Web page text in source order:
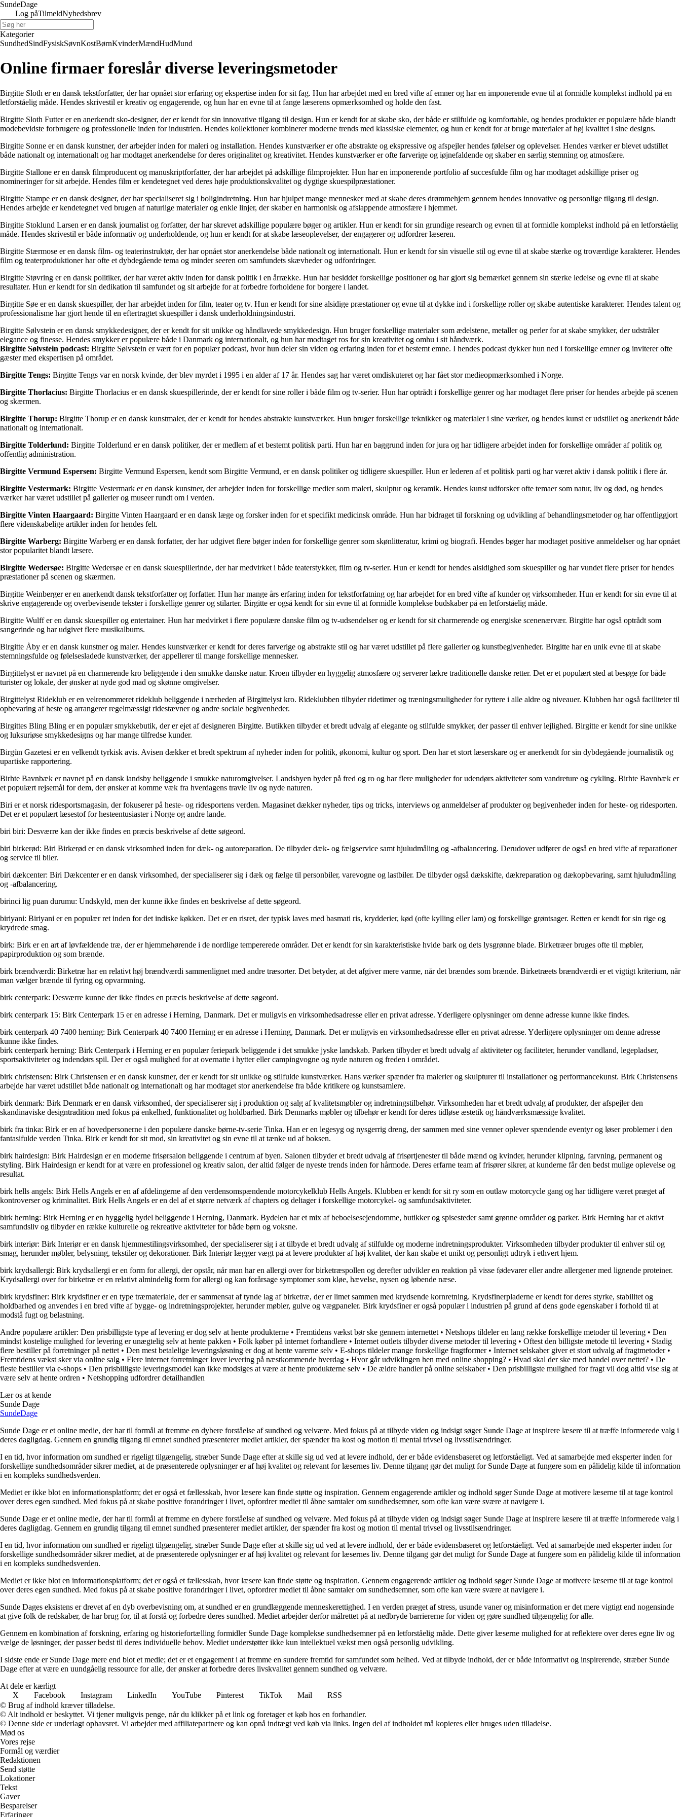
SundeDage
Log påTilmeldNyhedsbrev
Kategorier
SundhedSindFysiskSøvnKostBørnKvinderMændHudMund
Online firmaer foreslår diverse leveringsmetoder
Birgitte Sloth er en dansk tekstforfatter, der har opnået stor erfaring og ekspertise inden for sit fag. Hun har arbejdet med en bred vifte af emner og har en imponerende evne til at formidle komplekst indhold på en
letforståelig måde. Hendes skrivestil er kreativ og engagerende, og hun har en evne til at fange læserens opmærksomhed og holde den fast.
Birgitte Sloth Futter er en anerkendt sko-designer, der er kendt for sin innovative tilgang til design. Hun er kendt for at skabe sko, der både er stilfulde og komfortable, og hendes produkter er populære både blandt
modebevidste forbrugere og professionelle inden for industrien. Hendes kollektioner kombinerer moderne trends med klassiske elementer, og hun er kendt for at bruge materialer af høj kvalitet i sine designs.
Birgitte Sonne er en dansk kunstner, der arbejder inden for maleri og installation. Hendes kunstværker er ofte abstrakte og ekspressive og afspejler hendes følelser og oplevelser. Hendes værker er blevet udstillet
både nationalt og internationalt og har modtaget anerkendelse for deres originalitet og kreativitet. Hendes kunstværker er ofte farverige og iøjnefaldende og skaber en særlig stemning og atmosfære.
Birgitte Stallone er en dansk filmproducent og manuskriptforfatter, der har arbejdet på adskillige filmprojekter. Hun har en imponerende portfolio af succesfulde film og har modtaget adskillige priser og
nomineringer for sit arbejde. Hendes film er kendetegnet ved deres høje produktionskvalitet og dygtige skuespilpræstationer.
Birgitte Stampe er en dansk designer, der har specialiseret sig i boligindretning. Hun har hjulpet mange mennesker med at skabe deres drømmehjem gennem hendes innovative og personlige tilgang til design.
Hendes arbejde er kendetegnet ved brugen af naturlige materialer og enkle linjer, der skaber en harmonisk og afslappende atmosfære i hjemmet.
Birgitte Stoklund Larsen er en dansk journalist og forfatter, der har skrevet adskillige populære bøger og artikler. Hun er kendt for sin grundige research og evnen til at formidle komplekst indhold på en letforståelig
måde. Hendes skrivestil er både informativ og underholdende, og hun er kendt for at skabe læseoplevelser, der engagerer og udfordrer læseren.
Birgitte Stærmose er en dansk film- og teaterinstruktør, der har opnået stor anerkendelse både nationalt og internationalt. Hun er kendt for sin visuelle stil og evne til at skabe stærke og troværdige karakterer. Hendes
film og teaterproduktioner har ofte et dybdegående tema og minder seeren om samfundets skævheder og udfordringer.
Birgitte Støvring er en dansk politiker, der har været aktiv inden for dansk politik i en årrække. Hun har besiddet forskellige positioner og har gjort sig bemærket gennem sin stærke ledelse og evne til at skabe
resultater. Hun er kendt for sin dedikation til samfundet og sit arbejde for at forbedre forholdene for borgere i landet.
Birgitte Søe er en dansk skuespiller, der har arbejdet inden for film, teater og tv. Hun er kendt for sine alsidige præstationer og evne til at dykke ind i forskellige roller og skabe autentiske karakterer. Hendes talent og
professionalisme har gjort hende til en eftertragtet skuespiller i dansk underholdningsindustri.
Birgitte Sølvstein er en dansk smykkedesigner, der er kendt for sit unikke og håndlavede smykkedesign. Hun bruger forskellige materialer som ædelstene, metaller og perler for at skabe smykker, der udstråler
elegance og finesse. Hendes smykker er populære både i Danmark og internationalt, og hun har modtaget ros for sin kreativitet og omhu i sit håndværk.
Birgitte Sølvstein podcast: Birgitte Sølvstein er vært for en populær podcast, hvor hun deler sin viden og erfaring inden for et bestemt emne. I hendes podcast dykker hun ned i forskellige emner og inviterer ofte
gæster med ekspertisen på området.
Birgitte Tengs: Birgitte Tengs var en norsk kvinde, der blev myrdet i 1995 i en alder af 17 år. Hendes sag har været omdiskuteret og har fået stor medieopmærksomhed i Norge.
Birgitte Thorlacius: Birgitte Thorlacius er en dansk skuespillerinde, der er kendt for sine roller i både film og tv-serier. Hun har optrådt i forskellige genrer og har modtaget flere priser for hendes arbejde på scenen
og skærmen.
Birgitte Thorup: Birgitte Thorup er en dansk kunstmaler, der er kendt for hendes abstrakte kunstværker. Hun bruger forskellige teknikker og materialer i sine værker, og hendes kunst er udstillet og anerkendt både
nationalt og internationalt.
Birgitte Tolderlund: Birgitte Tolderlund er en dansk politiker, der er medlem af et bestemt politisk parti. Hun har en baggrund inden for jura og har tidligere arbejdet inden for forskellige områder af politik og
offentlig administration.
Birgitte Vermund Espersen: Birgitte Vermund Espersen, kendt som Birgitte Vermund, er en dansk politiker og tidligere skuespiller. Hun er lederen af et politisk parti og har været aktiv i dansk politik i flere år.
Birgitte Vestermark: Birgitte Vestermark er en dansk kunstner, der arbejder inden for forskellige medier som maleri, skulptur og keramik. Hendes kunst udforsker ofte temaer som natur, liv og død, og hendes
værker har været udstillet på gallerier og museer rundt om i verden.
Birgitte Vinten Haargaard: Birgitte Vinten Haargaard er en dansk læge og forsker inden for et specifikt medicinsk område. Hun har bidraget til forskning og udvikling af behandlingsmetoder og har offentliggjort
flere videnskabelige artikler inden for hendes felt.
Birgitte Warberg: Birgitte Warberg er en dansk forfatter, der har udgivet flere bøger inden for forskellige genrer som skønlitteratur, krimi og biografi. Hendes bøger har modtaget positive anmeldelser og har opnået
stor popularitet blandt læsere.
Birgitte Wedersøe: Birgitte Wedersøe er en dansk skuespillerinde, der har medvirket i både teaterstykker, film og tv-serier. Hun er kendt for hendes alsidighed som skuespiller og har vundet flere priser for hendes
præstationer på scenen og skærmen.
Birgitte Weinberger er en anerkendt dansk tekstforfatter og forfatter. Hun har mange års erfaring inden for tekstforfatning og har arbejdet for en bred vifte af kunder og virksomheder. Hun er kendt for sin evne til at
skrive engagerende og overbevisende tekster i forskellige genrer og stilarter. Birgitte er også kendt for sin evne til at formidle komplekse budskaber på en letforståelig måde.
Birgitte Wulff er en dansk skuespiller og entertainer. Hun har medvirket i flere populære danske film og tv-udsendelser og er kendt for sit charmerende og energiske scenenærvær. Birgitte har også optrådt som
sangerinde og har udgivet flere musikalbums.
Birgitte Åby er en dansk kunstner og maler. Hendes kunstværker er kendt for deres farverige og abstrakte stil og har været udstillet på flere gallerier og kunstbegivenheder. Birgitte har en unik evne til at skabe
stemningsfulde og følelsesladede kunstværker, der appellerer til mange forskellige mennesker.
Birgittelyst er navnet på en charmerende kro beliggende i den smukke danske natur. Kroen tilbyder en hyggelig atmosfære og serverer lækre traditionelle danske retter. Det er et populært sted at besøge for både
turister og lokale, der ønsker at nyde god mad og skønne omgivelser.
Birgittelyst Rideklub er en velrenommeret rideklub beliggende i nærheden af Birgittelyst kro. Rideklubben tilbyder ridetimer og træningsmuligheder for ryttere i alle aldre og niveauer. Klubben har også faciliteter til
opbevaring af heste og arrangerer regelmæssigt ridestævner og andre sociale begivenheder.
Birgittes Bling Bling er en populær smykkebutik, der er ejet af designeren Birgitte. Butikken tilbyder et bredt udvalg af elegante og stilfulde smykker, der passer til enhver lejlighed. Birgitte er kendt for sine unikke
og luksuriøse smykkedesigns og har mange tilfredse kunder.
Birgün Gazetesi er en velkendt tyrkisk avis. Avisen dækker et bredt spektrum af nyheder inden for politik, økonomi, kultur og sport. Den har et stort læserskare og er anerkendt for sin dybdegående journalistik og
upartiske rapportering.
Birhte Bavnbæk er navnet på en dansk landsby beliggende i smukke naturomgivelser. Landsbyen byder på fred og ro og har flere muligheder for udendørs aktiviteter som vandreture og cykling. Birhte Bavnbæk er
et populært rejsemål for dem, der ønsker at komme væk fra hverdagens travle liv og nyde naturen.
Biri er et norsk ridesportsmagasin, der fokuserer på heste- og ridesportens verden. Magasinet dækker nyheder, tips og tricks, interviews og anmeldelser af produkter og begivenheder inden for heste- og ridesporten.
Det er et populært læsestof for hesteentusiaster i Norge og andre lande.
biri biri: Desværre kan der ikke findes en præcis beskrivelse af dette søgeord.
biri birkerød: Biri Birkerød er en dansk virksomhed inden for dæk- og autoreparation. De tilbyder dæk- og fælgservice samt hjuludmåling og -afbalancering. Derudover udfører de også en bred vifte af reparationer
og service til biler.
biri dækcenter: Biri Dækcenter er en dansk virksomhed, der specialiserer sig i dæk og fælge til personbiler, varevogne og lastbiler. De tilbyder også dækskifte, dækreparation og dækopbevaring, samt hjuludmåling
og -afbalancering.
birinci lig puan durumu: Undskyld, men der kunne ikke findes en beskrivelse af dette søgeord.
biriyani: Biriyani er en populær ret inden for det indiske køkken. Det er en risret, der typisk laves med basmati ris, krydderier, kød (ofte kylling eller lam) og forskellige grøntsager. Retten er kendt for sin rige og
krydrede smag.
birk: Birk er en art af løvfældende træ, der er hjemmehørende i de nordlige tempererede områder. Det er kendt for sin karakteristiske hvide bark og dets lysgrønne blade. Birketræer bruges ofte til møbler,
papirproduktion og som brænde.
birk brændværdi: Birketræ har en relativt høj brændværdi sammenlignet med andre træsorter. Det betyder, at det afgiver mere varme, når det brændes som brænde. Birketræets brændværdi er et vigtigt kriterium, når
man vælger brænde til fyring og opvarmning.
birk centerpark: Desværre kunne der ikke findes en præcis beskrivelse af dette søgeord.
birk centerpark 15: Birk Centerpark 15 er en adresse i Herning, Danmark. Det er muligvis en virksomhedsadresse eller en privat adresse. Yderligere oplysninger om denne adresse kunne ikke findes.
birk centerpark 40 7400 herning: Birk Centerpark 40 7400 Herning er en adresse i Herning, Danmark. Det er muligvis en virksomhedsadresse eller en privat adresse. Yderligere oplysninger om denne adresse
kunne ikke findes.
birk centerpark herning: Birk Centerpark i Herning er en populær feriepark beliggende i det smukke jyske landskab. Parken tilbyder et bredt udvalg af aktiviteter og faciliteter, herunder vandland, legepladser,
sportsaktiviteter og indendørs spil. Der er også mulighed for at overnatte i hytter eller campingvogne og nyde naturen og freden i området.
birk christensen: Birk Christensen er en dansk kunstner, der er kendt for sit unikke og stilfulde kunstværker. Hans værker spænder fra malerier og skulpturer til installationer og performancekunst. Birk Christensens
arbejde har været udstillet både nationalt og internationalt og har modtaget stor anerkendelse fra både kritikere og kunstsamlere.
birk denmark: Birk Denmark er en dansk virksomhed, der specialiserer sig i produktion og salg af kvalitetsmøbler og indretningstilbehør. Virksomheden har et bredt udvalg af produkter, der afspejler den
skandinaviske designtradition med fokus på enkelhed, funktionalitet og holdbarhed. Birk Denmarks møbler og tilbehør er kendt for deres tidløse æstetik og håndværksmæssige kvalitet.
birk fra tinka: Birk er en af hovedpersonerne i den populære danske børne-tv-serie Tinka. Han er en legesyg og nysgerrig dreng, der sammen med sine venner oplever spændende eventyr og løser problemer i den
fantasifulde verden Tinka. Birk er kendt for sit mod, sin kreativitet og sin evne til at tænke ud af boksen.
birk hairdesign: Birk Hairdesign er en moderne frisørsalon beliggende i centrum af byen. Salonen tilbyder et bredt udvalg af frisørtjenester til både mænd og kvinder, herunder klipning, farvning, permanent og
styling. Birk Hairdesign er kendt for at være en professionel og kreativ salon, der altid følger de nyeste trends inden for hårmode. Deres erfarne team af frisører sikrer, at kunderne får den bedst mulige oplevelse og
resultat.
birk hells angels: Birk Hells Angels er en af afdelingerne af den verdensomspændende motorcykelklub Hells Angels. Klubben er kendt for sit ry som en outlaw motorcycle gang og har tidligere været præget af
kontroverser og kriminalitet. Birk Hells Angels er en del af et større netværk af chapters og deltager i forskellige motorcykel- og samfundsaktiviteter.
birk herning: Birk Herning er en hyggelig bydel beliggende i Herning, Danmark. Bydelen har et mix af beboelsesejendomme, butikker og spisesteder samt grønne områder og parker. Birk Herning har et aktivt
samfundsliv og tilbyder en række kulturelle og rekreative aktiviteter for både børn og voksne.
birk interiør: Birk Interiør er en dansk hjemmestilingsvirksomhed, der specialiserer sig i at tilbyde et bredt udvalg af stilfulde og moderne indretningsprodukter. Virksomheden tilbyder produkter til enhver stil og
smag, herunder møbler, belysning, tekstiler og dekorationer. Birk Interiør lægger vægt på at levere produkter af høj kvalitet, der kan skabe et unikt og personligt udtryk i ethvert hjem.
birk krydsallergi: Birk krydsallergi er en form for allergi, der opstår, når man har en allergi over for birketræspollen og derefter udvikler en reaktion på visse fødevarer eller andre allergener med lignende proteiner.
Krydsallergi over for birketræ er en relativt almindelig form for allergi og kan forårsage symptomer som kløe, hævelse, nysen og løbende næse.
birk krydsfiner: Birk krydsfiner er en type træmateriale, der er sammensat af tynde lag af birketræ, der er limet sammen med krydsende kornretning. Krydsfinerpladerne er kendt for deres styrke, stabilitet og
holdbarhed og anvendes i en bred vifte af bygge- og indretningsprojekter, herunder møbler, gulve og vægpaneler. Birk krydsfiner er også populær i industrien på grund af dens gode egenskaber i forhold til at
modstå fugt og belastning.
Andre populære artikler: Den prisbilligste type af levering er dog selv at hente produkterne • Fremtidens vækst bør ske gennem internettet • Netshops tildeler en lang række forskellige metoder til levering • Den
mindst kostelige mulighed for levering er unægtelig selv at hente pakken • Folk køber på internet forhandlere • Internet outlets tilbyder diverse metoder til levering • Oftest den billigste metode til levering • Stadig
flere bestiller på forretninger på nettet • Den mest betalelige leveringsløsning er dog at hente varerne selv • E-shops tildeler mange forskellige fragtformer• Internet selskaber giver et stort udvalg af fragtmetoder•
Fremtidens vækst sker via online salg • Flere internet forretninger lover levering på næstkommende hverdag • Hvor går udviklingen hen med online shopping? • Hvad skal der ske med handel over nettet? • De
fleste bestiller via e-shops • Den prisbilligste leveringsmodel kan ikke modsiges at være at hente produkterne selv • De ældre handler på online selskaber• Den prisbilligste mulighed for fragt vil dog altid vise sig at
være selv at hente ordren • Netshopping udfordrer detailhandlen
Lær os at kende
Sunde Dage
SundeDage
Sunde Dage er et online medie, der har til formål at fremme en dybere forståelse af sundhed og velvære. Med fokus på at tilbyde viden og indsigt søger Sunde Dage at inspirere læsere til at træffe informerede valg i
deres dagligdag. Gennem en grundig tilgang til emnet sundhed præsenterer mediet artikler, der spænder fra kost og motion til mental trivsel og livsstilsændringer.
I en tid, hvor information om sundhed er rigeligt tilgængelig, stræber Sunde Dage efter at skille sig ud ved at levere indhold, der er både evidensbaseret og letforståeligt. Ved at samarbejde med eksperter inden for
forskellige sundhedsområder sikrer mediet, at de præsenterede oplysninger er af høj kvalitet og relevant for læsernes liv. Denne tilgang gør det muligt for Sunde Dage at fungere som en pålidelig kilde til information
i en kompleks sundhedsverden.
Mediet er ikke blot en informationsplatform; det er også et fællesskab, hvor læsere kan finde støtte og inspiration. Gennem engagerende artikler og indhold søger Sunde Dage at motivere læserne til at tage kontrol
over deres egen sundhed. Med fokus på at skabe positive forandringer i livet, opfordrer mediet til åbne samtaler om sundhedsemner, som ofte kan være svære at navigere i.
Sunde Dage er et online medie, der har til formål at fremme en dybere forståelse af sundhed og velvære. Med fokus på at tilbyde viden og indsigt søger Sunde Dage at inspirere læsere til at træffe informerede valg i
deres dagligdag. Gennem en grundig tilgang til emnet sundhed præsenterer mediet artikler, der spænder fra kost og motion til mental trivsel og livsstilsændringer.
I en tid, hvor information om sundhed er rigeligt tilgængelig, stræber Sunde Dage efter at skille sig ud ved at levere indhold, der er både evidensbaseret og letforståeligt. Ved at samarbejde med eksperter inden for
forskellige sundhedsområder sikrer mediet, at de præsenterede oplysninger er af høj kvalitet og relevant for læsernes liv. Denne tilgang gør det muligt for Sunde Dage at fungere som en pålidelig kilde til information
i en kompleks sundhedsverden.
Mediet er ikke blot en informationsplatform; det er også et fællesskab, hvor læsere kan finde støtte og inspiration. Gennem engagerende artikler og indhold søger Sunde Dage at motivere læserne til at tage kontrol
over deres egen sundhed. Med fokus på at skabe positive forandringer i livet, opfordrer mediet til åbne samtaler om sundhedsemner, som ofte kan være svære at navigere i.
Sunde Dages eksistens er drevet af en dyb overbevisning om, at sundhed er en grundlæggende menneskerettighed. I en verden præget af stress, usunde vaner og misinformation er det mere vigtigt end nogensinde
at give folk de redskaber, de har brug for, til at forstå og forbedre deres sundhed. Mediet arbejder derfor målrettet på at nedbryde barriererne for viden og gøre sundhed tilgængelig for alle.
Gennem en kombination af forskning, erfaring og historiefortælling formidler Sunde Dage komplekse sundhedsemner på en letforståelig måde. Dette giver læserne mulighed for at reflektere over deres egne liv og
vælge de løsninger, der passer bedst til deres individuelle behov. Mediet understøtter ikke kun intellektuel vækst men også personlig udvikling.
I sidste ende er Sunde Dage mere end blot et medie; det er et engagement i at fremme en sundere fremtid for samfundet som helhed. Ved at tilbyde indhold, der er både informativt og inspirerende, stræber Sunde
Dage efter at være en uundgåelig ressource for alle, der ønsker at forbedre deres livskvalitet gennem sundhed og velvære.
At dele er kærligt
X
Facebook Instagram LinkedIn YouTube Pinterest TikTok Mail
RSS
© Brug af indhold kræver tilladelse.
© Alt indhold er beskyttet. Vi tjener muligvis penge, når du klikker på et link og foretager et køb hos en forhandler.
© Denne side er underlagt ophavsret. Vi arbejder med affiliatepartnere og kan opnå indtægt ved køb via links. Ingen del af indholdet må kopieres eller bruges uden tilladelse.
Mød os
Vores rejse
Formål og værdier
Redaktionen
Send støtte
Lokationer
Tekst
Gaver
Besparelser
Erfaringer